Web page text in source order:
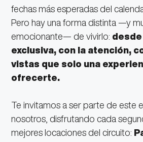
fechas más esperadas del
Pero hay una forma distinta —y
emocionante— de vivirlo: desde
exclusiva, con la atención,
vistas que solo una
ofrecerte.
Te invitamos a ser parte de este
nosotros, disfrutando cada
mejores locaciones del circuito: